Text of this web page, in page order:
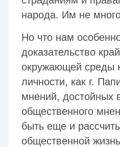
народа. Им не
Но что нам
доказательство
окружающей среды
личности, как г.
мнений, достойных
общественного
быть еще и
общественной